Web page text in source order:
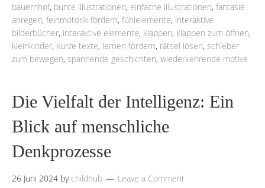
bauernhof, bunte illustrationen, einfache illustrationen, fantasie
anregen, feinmotorik fördern, fühlelemente, interaktive
bilderbücher, interaktive elemente, klappen, klappen zum öffnen,
kleinkinder, kurze texte, lernen fördern, rätsel lösen, schieber
zum bewegen, spannende geschichten, wiederkehrende motive
Die Vielfalt der Intelligenz: Ein
Blick auf menschliche
Denkprozesse
26 Juni 2024 by childhub Leave a Comment